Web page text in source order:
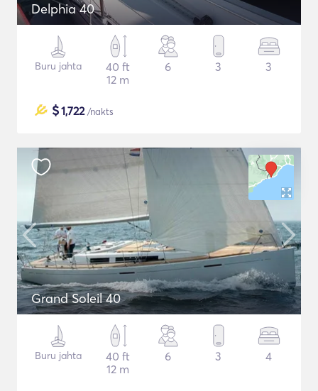
Delphia 40
Buru jahta
40 ft
12 m
6 3 3
$1,722/nakts
Grand Soleil 40
Buru jahta
40 ft
12 m
6 3 4